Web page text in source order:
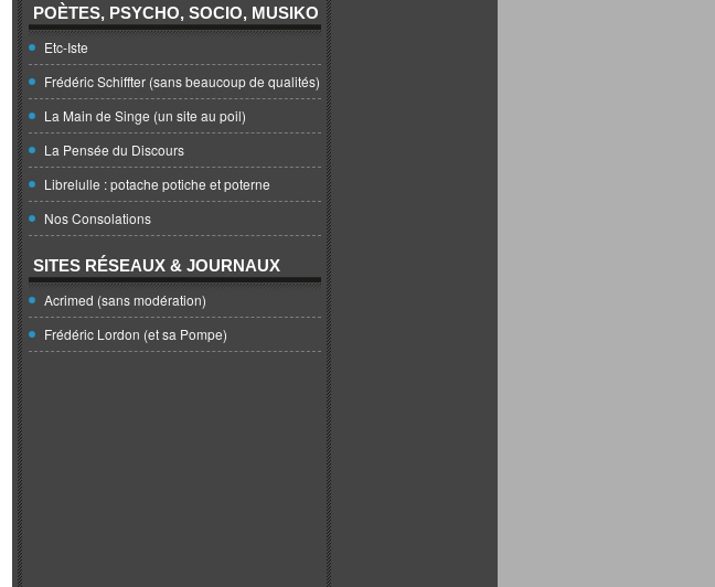
POÈTES, PSYCHO, SOCIO, MUSIKO
Etc-Iste
Frédéric Schiffter (sans beaucoup de qualités)
La Main de Singe (un site au poil)
La Pensée du Discours
Librelulle : potache potiche et poterne
Nos Consolations
SITES RÉSEAUX & JOURNAUX
Acrimed (sans modération)
Frédéric Lordon (et sa Pompe)